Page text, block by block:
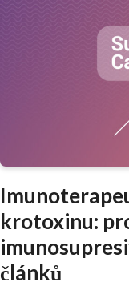
krotoxinu:
článků